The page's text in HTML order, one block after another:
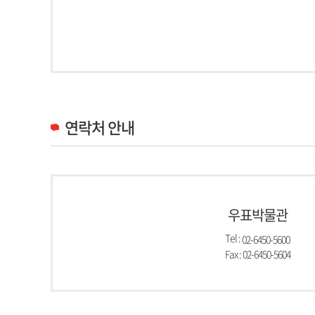
연락처 안내
우표박물관
Tel :02-6450-5600
Fax : 02-6450-5604